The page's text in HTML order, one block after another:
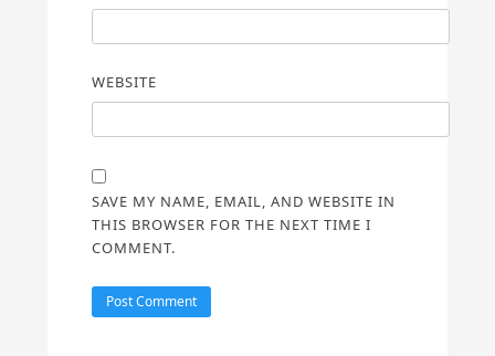
WEBSITE
SAVE MY NAME, EMAIL, AND WEBSITE IN
THIS BROWSER FOR THE NEXT TIME I
COMMENT.